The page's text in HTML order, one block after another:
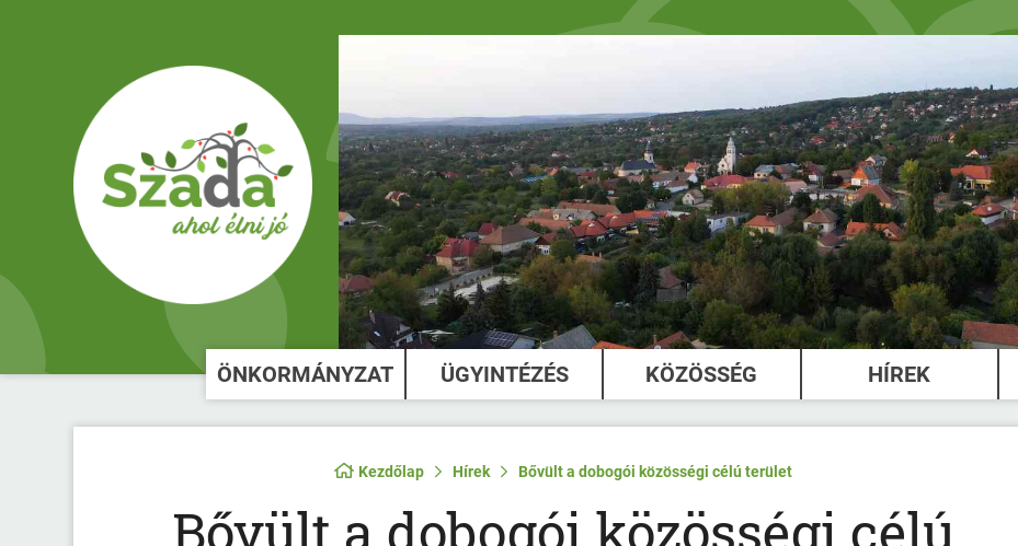
ÖNKORMÁNYZAT ÜGYINTÉZÉS KÖZÖSSÉG HÍREK
Kezdőlap Hírek Bővült a dobogói közösségi célú terület
Bővült a dobogói közösségi célú